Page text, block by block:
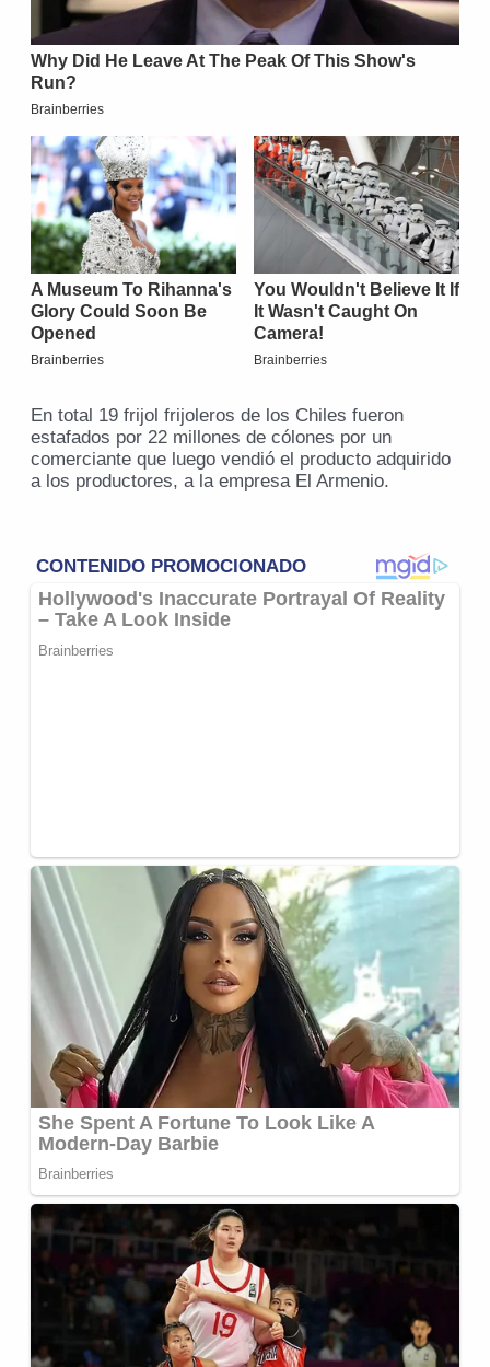
En total 19 frijol frijoleros de los Chiles fueron
estafados por 22 millones de cólones por un
comerciante que luego vendió el producto adquirido
a los productores, a la empresa El Armenio.